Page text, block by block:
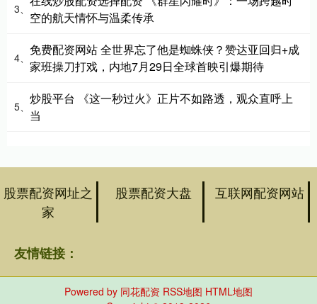
3、
空的航天情怀与温柔传承
4、
免费配资网站 全世界忘了他是蜘蛛侠？赞达亚回归+成
家班操刀打戏，内地7月29日全球首映引爆期待
5、
炒股平台 《这一秒过火》正片不如路透，观众直呼上
当
股票配资网址之
家
股票配资大盘 互联网配资网站
友情链接：
Powered by 同花配资 RSS地图 HTML地图